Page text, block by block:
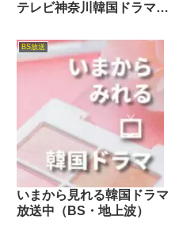
テレビ神奈川韓国ドラマ週
12/06
BS放送
いまから見れる韓国ドラマ
放送中（BS・地上波）